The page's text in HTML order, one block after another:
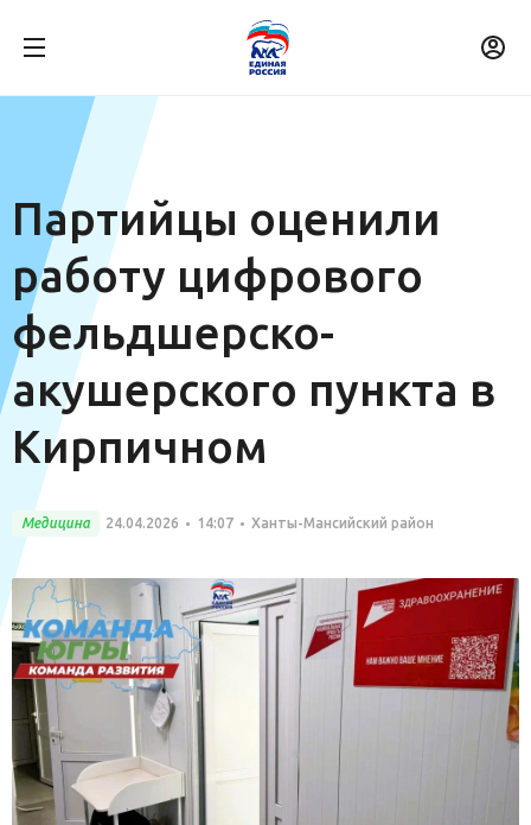
Партийцы оценили
работу цифрового
фельдшерско-
акушерского пункта в
Кирпичном
Медицина 24.04.2026 14:07 Ханты-Мансийский район